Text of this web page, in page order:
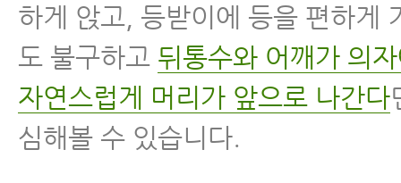
하게 앉고, 등받이에 등을 편하게
도 불구하고 뒤통수와 어깨가 의
자연스럽게 머리가 앞으로 나간다
심해볼 수 있습니다.